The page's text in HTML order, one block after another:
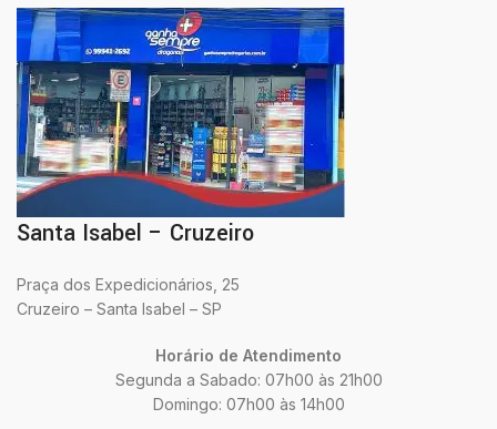
Santa Isabel – Cruzeiro
Praça dos Expedicionários, 25
Cruzeiro – Santa Isabel – SP
Horário de Atendimento
Segunda a Sabado: 07h00 às 21h00
Domingo: 07h00 às 14h00